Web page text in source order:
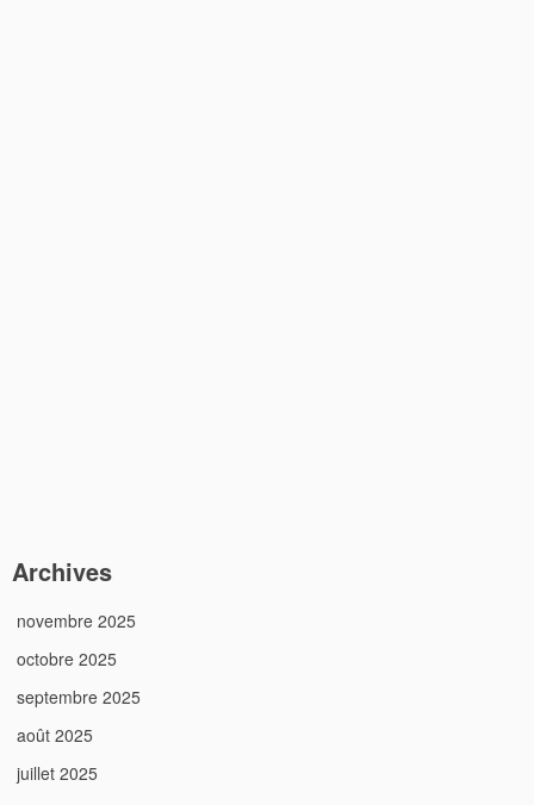
Archives
novembre 2025
octobre 2025
septembre 2025
août 2025
juillet 2025